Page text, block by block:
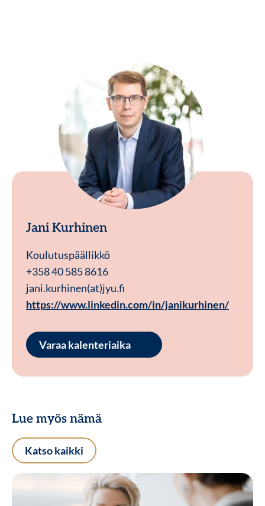
Jani Kurhinen
Koulutuspäällikkö
+358 40 585 8616
jani.kurhinen(at)jyu.fi
https://www.linkedin.com/in/janikurhinen/
Varaa kalenteriaika
Lue myös nämä
Katso kaikki